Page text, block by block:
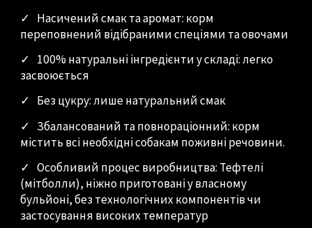
✓ Насичений смак та аромат: корм
переповнений відібраними спеціями та овочами
✓ 100% натуральні інгредієнти у складі: легко
засвоюється
✓ Без цукру: лише натуральний смак
✓ Збалансований та повнораціонний: корм
містить всі необхідні собакам поживні речовини.
✓ Особливий процес виробництва: Тефтелі
(мітболли), ніжно приготовані у власному
бульйоні, без технологічних компонентів чи
застосування високих температур